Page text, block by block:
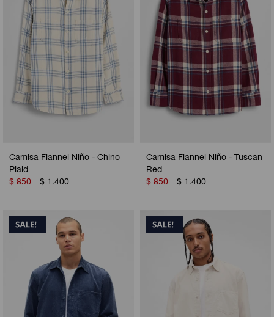
Camisa Flannel Niño - Chino
Plaid
$ 850 $ 1.400
Camisa Flannel Niño - Tuscan
Red
$ 850 $ 1.400